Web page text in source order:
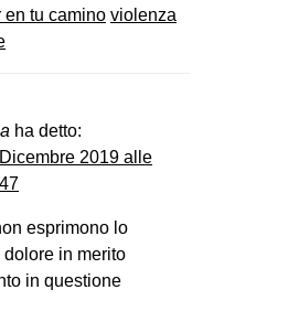
en tu camino violenza
ha detto:
2019 alle
esprimono lo
in merito
in questione